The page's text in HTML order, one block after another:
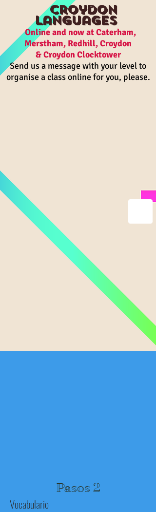
Croydon
Languages
Online and now at Caterham,
Merstham, Redhill, Croydon
& Croydon Clocktower
Send us a message with your level to
organise a class online for you, please.
Pasos 2
Vocabulario